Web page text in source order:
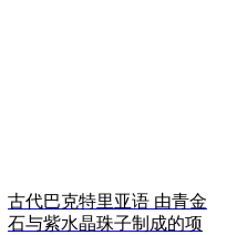
古代巴克特里亚语 由青金
石与紫水晶珠子制成的项